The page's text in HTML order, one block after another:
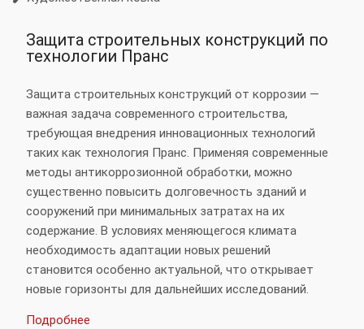
Защита строительных конструкций по
технологии Пранс
Защита строительных конструкций от коррозии —
важная задача современного строительства,
требующая внедрения инновационных технологий
таких как технология Пранс. Применяя современные
методы антикоррозионной обработки, можно
существенно повысить долговечность зданий и
сооружений при минимальных затратах на их
содержание. В условиях меняющегося климата
необходимость адаптации новых решений
становится особенно актуальной, что открывает
новые горизонты для дальнейших исследований.
Подробнее